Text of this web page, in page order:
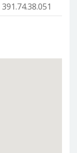
391.74.38.051